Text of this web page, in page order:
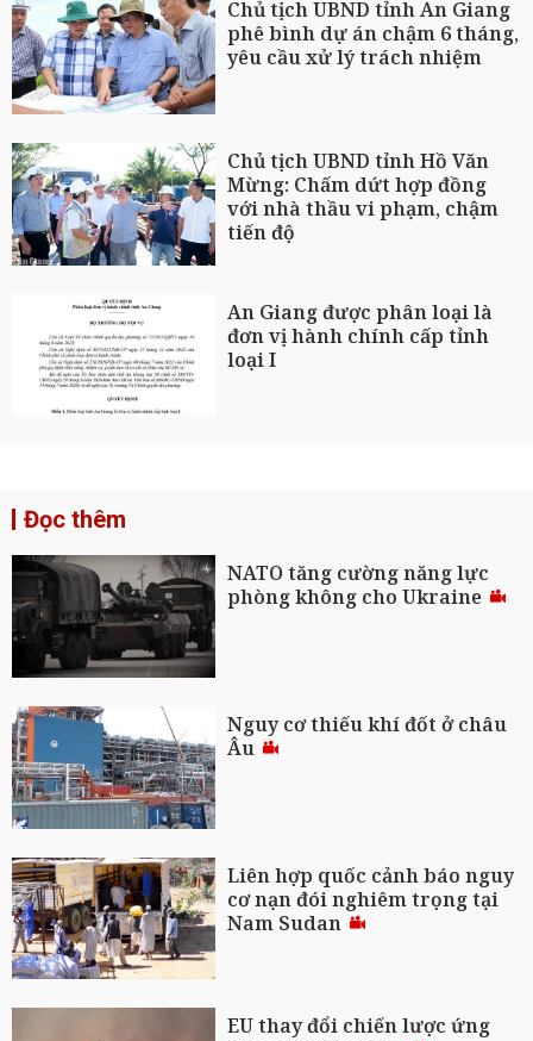
Chủ tịch UBND tỉnh An Giang
phê bình dự án chậm 6 tháng,
yêu cầu xử lý trách nhiệm
Chủ tịch UBND tỉnh Hồ Văn
Mừng: Chấm dứt hợp đồng
với nhà thầu vi phạm, chậm
tiến độ
An Giang được phân loại là
đơn vị hành chính cấp tỉnh
loại I
Đọc thêm
NATO tăng cường năng lực
phòng không cho Ukraine
Nguy cơ thiếu khí đốt ở châu
Âu
Liên hợp quốc cảnh báo nguy
cơ nạn đói nghiêm trọng tại
Nam Sudan
EU thay đổi chiến lược ứng